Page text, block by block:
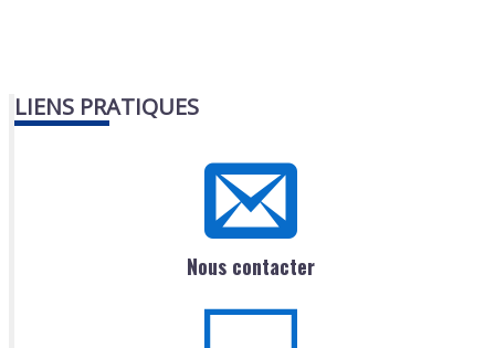
LIENS PRATIQUES
Nous contacter